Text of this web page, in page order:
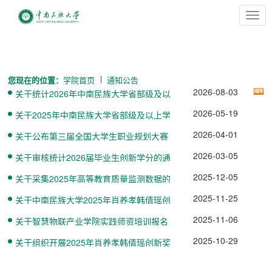
切
换
您现在的位置：学院首页 通知公告
关于统计2026年中南民族大学省部级及以
2026-08-03
关于2025年中南民族大学省部级及以上学
2026-05-19
关于公布第三届全国大学生职业规划大赛
2026-04-01
关于审核统计2026届毕业生创新学分的通
2026-03-05
关于采集2025年高等教育质量监测数据的
2025-12-05
关于中南民族大学2025年肖养孝韩倩瑶创
2025-11-25
关于智慧物联产业学院实践师资培训报名
2025-11-06
关于组织开展2025年肖养孝韩倩瑶创新奖
2025-10-29